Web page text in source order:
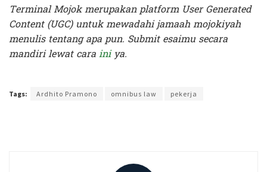
Terminal Mojok merupakan platform User Generated
Content (UGC) untuk mewadahi jamaah mojokiyah
menulis tentang apa pun. Submit esaimu secara
mandiri lewat carainiya.
Tags: Ardhito Pramono omnibus law pekerja